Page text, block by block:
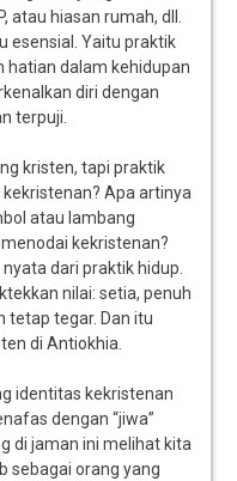
atau hiasan rumah, dll.
esensial. Yaitu praktik
hatian dalam kehidupan
diri dengan
terpuji.
kristen, tapi praktik
Apa artinya
atau lambang
kekristenan?
dari praktik hidup.
nilai: setia, penuh
tetap tegar. Dan itu
di Antiokhia.
identitas kekristenan
dengan “jiwa”
di jaman ini melihat kita
sebagai orang yang